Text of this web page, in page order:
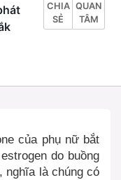
CHIA
SẺ
QUAN
TÂM
của phụ nữ bắt
do buồng
nghĩa là chúng có